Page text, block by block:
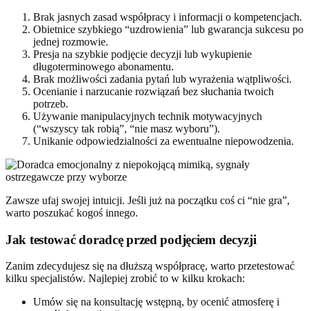
Brak jasnych zasad współpracy i informacji o kompetencjach.
Obietnice szybkiego “uzdrowienia” lub gwarancja sukcesu po
jednej rozmowie.
Presja na szybkie podjęcie decyzji lub wykupienie
długoterminowego abonamentu.
Brak możliwości zadania pytań lub wyrażenia wątpliwości.
Ocenianie i narzucanie rozwiązań bez słuchania twoich
potrzeb.
Używanie manipulacyjnych technik motywacyjnych
(“wszyscy tak robią”, “nie masz wyboru”).
Unikanie odpowiedzialności za ewentualne niepowodzenia.
Zawsze ufaj swojej intuicji. Jeśli już na początku coś ci “nie gra”,
warto poszukać kogoś innego.
Jak testować doradcę przed podjęciem decyzji
Zanim zdecydujesz się na dłuższą współpracę, warto przetestować
kilku specjalistów. Najlepiej zrobić to w kilku krokach:
Umów się na konsultację wstępną, by ocenić atmosferę i